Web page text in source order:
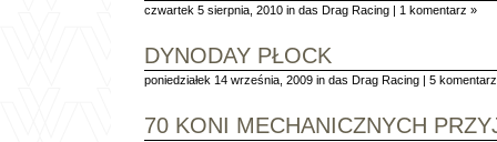
czwartek 5 sierpnia, 2010 in das Drag Racing 1 komentarz »
DYNODAY PŁOCK
poniedziałek 14 września, 2009 in das Drag Racing 5
70 KONI MECHANICZNYCH